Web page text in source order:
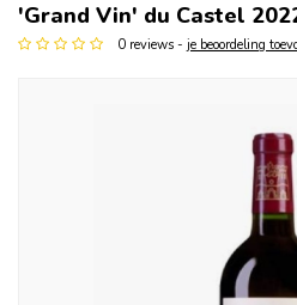
'Grand Vin' du Castel
0 reviews - je beoordeling